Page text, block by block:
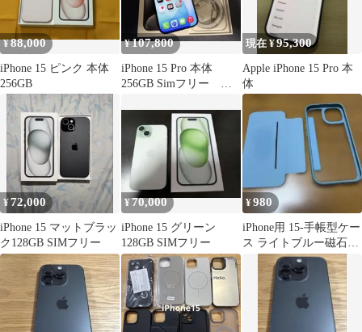
¥88,000
iPhone 15 ピンク 本体
256GB
¥107,800
iPhone 15 Pro 本体
256GB Simフリー 美
現在 ¥95,300
Apple iPhone 15 Pro 本
体
¥72,000
iPhone 15 マットブラッ
ク128GB SIMフリー
¥70,000
iPhone 15 グリーン
128GB SIMフリー
¥980
iPhone用 15-手帳型ケー
ス ライトブルー磁石で
取り外し形